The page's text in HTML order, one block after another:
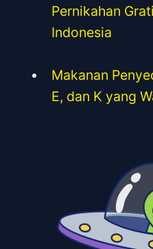
Pernikahan
Indonesia
Makanan
E, dan K yang